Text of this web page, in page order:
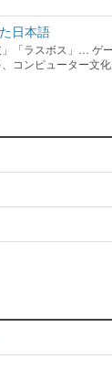
日本語
」「ラスボス」… ゲ
コンピューター文